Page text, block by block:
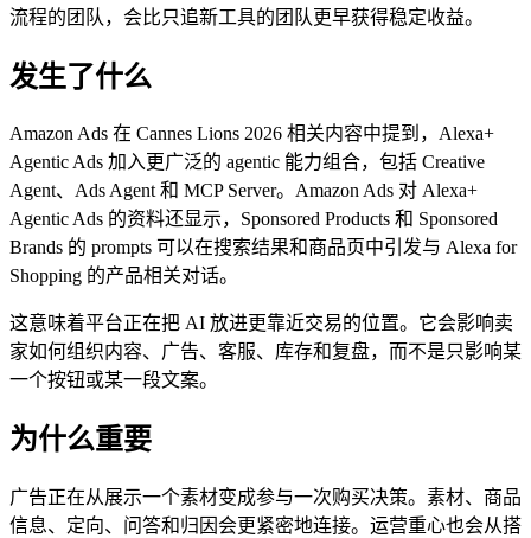
流程的团队，会比只追新工具的团队更早获得稳定收益。
发生了什么
Amazon Ads 在 Cannes Lions 2026 相关内容中提到，Alexa+
Agentic Ads 加入更广泛的 agentic 能力组合，包括 Creative
Agent、Ads Agent 和 MCP Server。Amazon Ads 对 Alexa+
Agentic Ads 的资料还显示，Sponsored Products 和 Sponsored
Brands 的 prompts 可以在搜索结果和商品页中引发与 Alexa for
Shopping 的产品相关对话。
这意味着平台正在把 AI 放进更靠近交易的位置。它会影响卖
家如何组织内容、广告、客服、库存和复盘，而不是只影响某
一个按钮或某一段文案。
为什么重要
广告正在从展示一个素材变成参与一次购买决策。素材、商品
信息、定向、问答和归因会更紧密地连接。运营重心也会从搭